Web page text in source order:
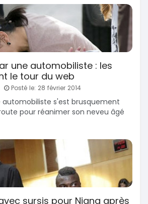
une automobiliste : les
le tour du web
Posté le: 28 février 2014
automobiliste s'est brusquement
pour réanimer son neveu âgé
sursis pour Niang après